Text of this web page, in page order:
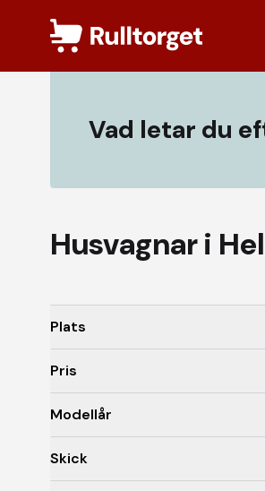
Vad letar du
Husvagnar i
Plats
Pris
Modellår
Skick